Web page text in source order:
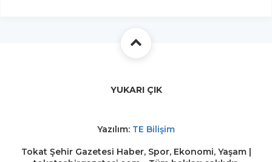
YUKARI ÇIK
Yazılım: TE Bilişim
Tokat Şehir Gazetesi Haber, Spor, Ekonomi, Yaşam |